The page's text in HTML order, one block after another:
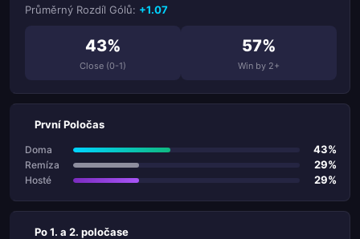
Průměrný Rozdíl Gólů: +1.07
43%
Close (0-1)
57%
Win by 2+
První Poločas
Doma 43%
Remíza 29%
Hosté 29%
Po 1. a 2. poločase